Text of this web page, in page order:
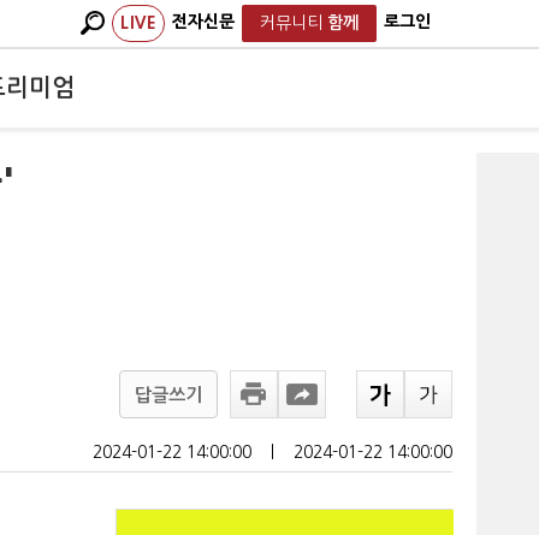
LIVE 전자신문 커뮤니티 함께 로그인
리미엄
답글쓰기
2024-01-22 14:00:00 2024-01-22 14:00:00